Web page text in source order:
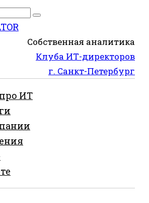
Собственная аналитика
Клуба ИТ-директоров
г. Санкт-Петербург
ИТ